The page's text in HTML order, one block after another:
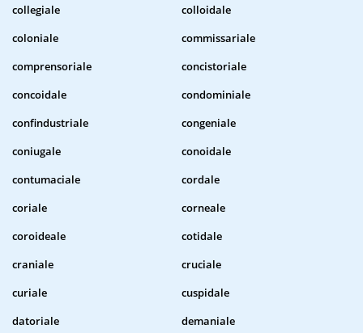
collegiale
colloidale
coloniale
commissariale
comprensoriale
concistoriale
concoidale
condominiale
confindustriale
congeniale
coniugale
conoidale
contumaciale
cordale
coriale
corneale
coroideale
cotidale
craniale
cruciale
curiale
cuspidale
datoriale
demaniale